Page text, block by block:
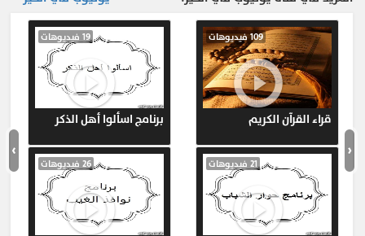
قراء القرآن الكريم
109 فيديوهات
برنامج اسألوا أهل الذكر
19 فيديوهات
21 فيديوهات 26 فيديوهات ‹
›